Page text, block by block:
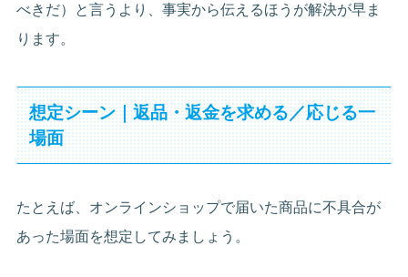
べきだ）と言うより、事実から伝えるほうが解決が早ま
ります。
想定シーン｜返品・返金を求める／応じる一
場面
たとえば、オンラインショップで届いた商品に不具合が
あった場面を想定してみましょう。